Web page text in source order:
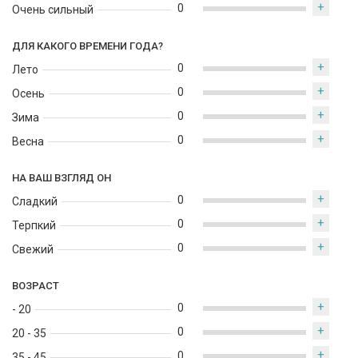
Очень сильный
0 +
ДЛЯ КАКОГО ВРЕМЕНИ ГОДА?
Лето
Осень
Зима
Весна
0 +
0 +
0 +
0 +
НА ВАШ ВЗГЛЯД ОН
Сладкий
Терпкий
Свежий
0 +
0 +
0 +
ВОЗРАСТ
- 20
20 - 35
0 +
0 +
+